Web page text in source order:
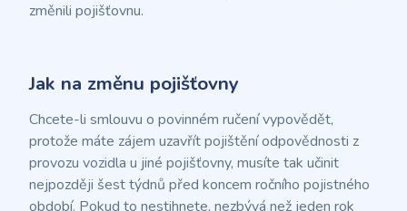
změnili pojišťovnu.
Jak na změnu pojišťovny
Chcete-li smlouvu o povinném ručení vypovědět,
protože máte zájem uzavřít pojištění odpovědnosti z
provozu vozidla u jiné pojišťovny, musíte tak učinit
nejpozději šest týdnů před koncem ročního pojistného
období. Pokud to nestihnete, nezbývá než jeden rok